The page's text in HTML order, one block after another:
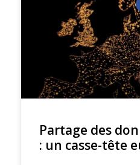
Partage des
: un casse-tête